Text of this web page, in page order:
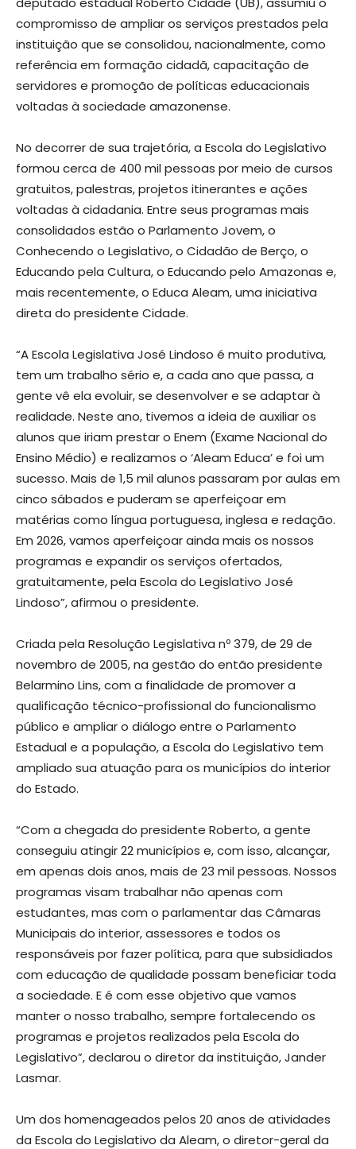
compromisso de ampliar os serviços prestados pela
instituição que se consolidou, nacionalmente, como
referência em formação cidadã, capacitação de
servidores e promoção de políticas educacionais
voltadas à sociedade amazonense.
No decorrer de sua trajetória, a Escola do Legislativo
formou cerca de 400 mil pessoas por meio de cursos
gratuitos, palestras, projetos itinerantes e ações
voltadas à cidadania. Entre seus programas mais
consolidados estão o Parlamento Jovem, o
Conhecendo o Legislativo, o Cidadão de Berço, o
Educando pela Cultura, o Educando pelo Amazonas e,
mais recentemente, o Educa Aleam, uma iniciativa
direta do presidente Cidade.
“A Escola Legislativa José Lindoso é muito produtiva,
tem um trabalho sério e, a cada ano que passa, a
gente vê ela evoluir, se desenvolver e se adaptar à
realidade. Neste ano, tivemos a ideia de auxiliar os
alunos que iriam prestar o Enem (Exame Nacional do
Ensino Médio) e realizamos o ‘Aleam Educa’ e foi um
sucesso. Mais de 1,5 mil alunos passaram por aulas em
cinco sábados e puderam se aperfeiçoar em
matérias como língua portuguesa, inglesa e redação.
Em 2026, vamos aperfeiçoar ainda mais os nossos
programas e expandir os serviços ofertados,
gratuitamente, pela Escola do Legislativo José
Lindoso”, afirmou o presidente.
Criada pela Resolução Legislativa nº 379, de 29 de
novembro de 2005, na gestão do então presidente
Belarmino Lins, com a finalidade de promover a
qualificação técnico-profissional do funcionalismo
público e ampliar o diálogo entre o Parlamento
Estadual e a população, a Escola do Legislativo tem
ampliado sua atuação para os municípios do interior
do Estado.
“Com a chegada do presidente Roberto, a gente
conseguiu atingir 22 municípios e, com isso, alcançar,
em apenas dois anos, mais de 23 mil pessoas. Nossos
programas visam trabalhar não apenas com
estudantes, mas com o parlamentar das Câmaras
Municipais do interior, assessores e todos os
responsáveis por fazer política, para que subsidiados
com educação de qualidade possam beneficiar toda
a sociedade. E é com esse objetivo que vamos
manter o nosso trabalho, sempre fortalecendo os
programas e projetos realizados pela Escola do
Legislativo”, declarou o diretor da instituição, Jander
Lasmar.
Um dos homenageados pelos 20 anos de atividades
da Escola do Legislativo da Aleam, o diretor-geral da